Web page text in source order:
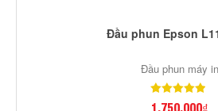
Đầu phun Epson
Đầu phun máy in
1,750,000₫